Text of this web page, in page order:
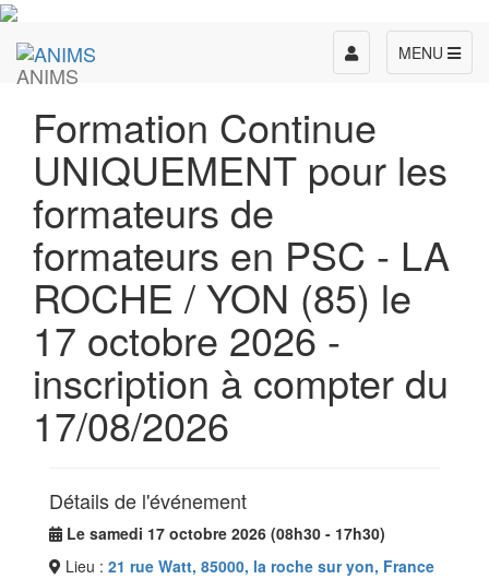
ANIMS
MENU
Toggle
navigation
Formation Continue
UNIQUEMENT pour les
formateurs de
formateurs en PSC - LA
ROCHE / YON (85) le
17 octobre 2026 -
inscription à compter du
17/08/2026
Détails de l'événement
Le samedi 17 octobre 2026 (08h30 - 17h30)
Lieu : 21 rue Watt, 85000, la roche sur yon, France